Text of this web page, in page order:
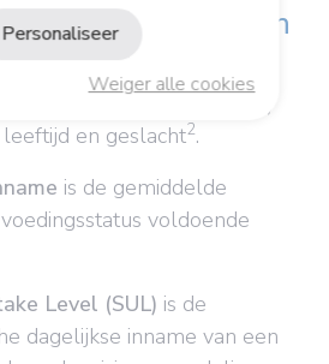
innames moeten
genomen?
voor magnesium (mg/d)
en geslacht2.
is de gemiddelde
voldoende
Level (SUL) is de
dagelijkse inname van een
Weiger alle cookies
Personaliseer